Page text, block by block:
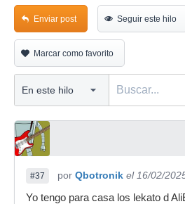
Enviar post Seguir este hilo
Marcar como favorito
#37 por Qbotronik el 16/02/
Yo tengo para casa los lekato d